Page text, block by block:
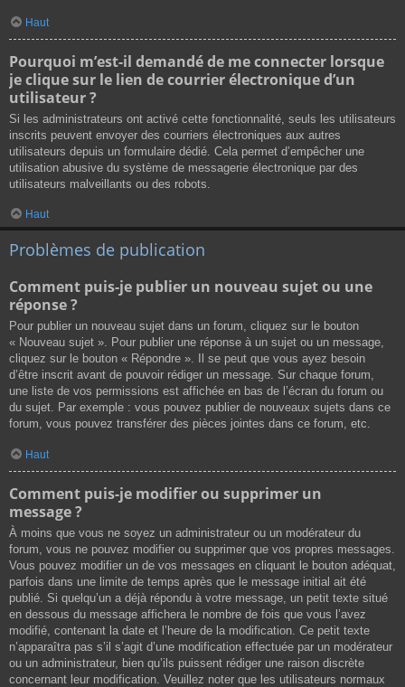
Haut
Pourquoi m’est-il demandé de me connecter lorsque
je clique sur le lien de courrier électronique d’un
utilisateur ?
Si les administrateurs ont activé cette fonctionnalité, seuls les utilisateurs
inscrits peuvent envoyer des courriers électroniques aux autres
utilisateurs depuis un formulaire dédié. Cela permet d’empêcher une
utilisation abusive du système de messagerie électronique par des
utilisateurs malveillants ou des robots.
Haut
Problèmes de publication
Comment puis-je publier un nouveau sujet ou une
réponse ?
Pour publier un nouveau sujet dans un forum, cliquez sur le bouton
« Nouveau sujet ». Pour publier une réponse à un sujet ou un message,
cliquez sur le bouton « Répondre ». Il se peut que vous ayez besoin
d’être inscrit avant de pouvoir rédiger un message. Sur chaque forum,
une liste de vos permissions est affichée en bas de l’écran du forum ou
du sujet. Par exemple : vous pouvez publier de nouveaux sujets dans ce
forum, vous pouvez transférer des pièces jointes dans ce forum, etc.
Haut
Comment puis-je modifier ou supprimer un
message ?
À moins que vous ne soyez un administrateur ou un modérateur du
forum, vous ne pouvez modifier ou supprimer que vos propres messages.
Vous pouvez modifier un de vos messages en cliquant le bouton adéquat,
parfois dans une limite de temps après que le message initial ait été
publié. Si quelqu’un a déjà répondu à votre message, un petit texte situé
en dessous du message affichera le nombre de fois que vous l’avez
modifié, contenant la date et l’heure de la modification. Ce petit texte
n’apparaîtra pas s’il s’agit d’une modification effectuée par un modérateur
ou un administrateur, bien qu’ils puissent rédiger une raison discrète
concernant leur modification. Veuillez noter que les utilisateurs normaux